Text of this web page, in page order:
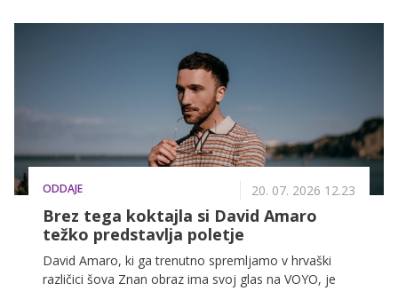
praznik obeležita na način, ki ju najbolj zaznamuje, z
ODDAJE 20. 07. 2026 12.23
Brez tega koktajla si David Amaro
težko predstavlja poletje
David Amaro, ki ga trenutno spremljamo v hrvaški
različici šova Znan obraz ima svoj glas na VOYO, je